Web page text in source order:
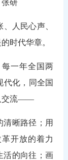
研
人民心声、
时代华章。
一年全国两
代化，同全国
交流——
清晰路径；用
开放的着力
活的向往；画